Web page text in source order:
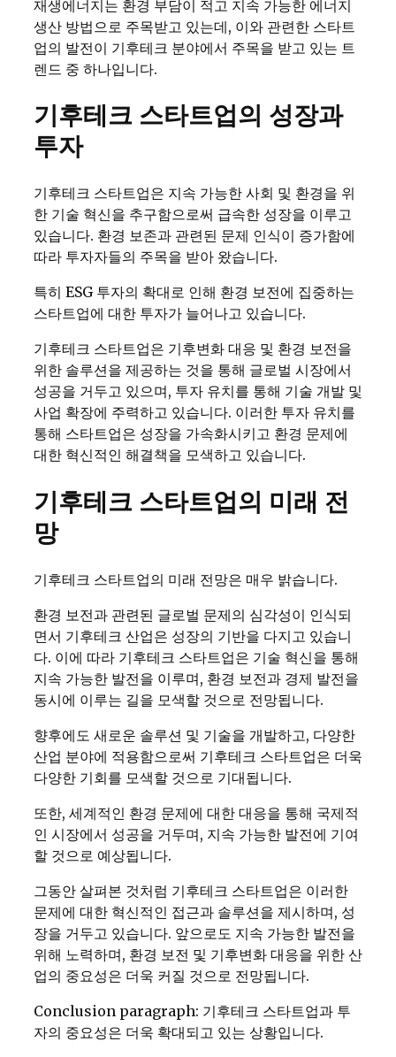
재생에너지는 환경 부담이 적고 지속 가능한 에너지
생산 방법으로 주목받고 있는데, 이와 관련한 스타트
업의 발전이 기후테크 분야에서 주목을 받고 있는 트
렌드 중 하나입니다.
기후테크 스타트업의 성장과
투자
기후테크 스타트업은 지속 가능한 사회 및 환경을 위
한 기술 혁신을 추구함으로써 급속한 성장을 이루고
있습니다. 환경 보존과 관련된 문제 인식이 증가함에
따라 투자자들의 주목을 받아 왔습니다.
특히 ESG 투자의 확대로 인해 환경 보전에 집중하는
스타트업에 대한 투자가 늘어나고 있습니다.
기후테크 스타트업은 기후변화 대응 및 환경 보전을
위한 솔루션을 제공하는 것을 통해 글로벌 시장에서
성공을 거두고 있으며, 투자 유치를 통해 기술 개발 및
사업 확장에 주력하고 있습니다. 이러한 투자 유치를
통해 스타트업은 성장을 가속화시키고 환경 문제에
대한 혁신적인 해결책을 모색하고 있습니다.
기후테크 스타트업의 미래 전
망
기후테크 스타트업의 미래 전망은 매우 밝습니다.
환경 보전과 관련된 글로벌 문제의 심각성이 인식되
면서 기후테크 산업은 성장의 기반을 다지고 있습니
다. 이에 따라 기후테크 스타트업은 기술 혁신을 통해
지속 가능한 발전을 이루며, 환경 보전과 경제 발전을
동시에 이루는 길을 모색할 것으로 전망됩니다.
향후에도 새로운 솔루션 및 기술을 개발하고, 다양한
산업 분야에 적용함으로써 기후테크 스타트업은 더욱
다양한 기회를 모색할 것으로 기대됩니다.
또한, 세계적인 환경 문제에 대한 대응을 통해 국제적
인 시장에서 성공을 거두며, 지속 가능한 발전에 기여
할 것으로 예상됩니다.
그동안 살펴본 것처럼 기후테크 스타트업은 이러한
문제에 대한 혁신적인 접근과 솔루션을 제시하며, 성
장을 거두고 있습니다. 앞으로도 지속 가능한 발전을
위해 노력하며, 환경 보전 및 기후변화 대응을 위한 산
업의 중요성은 더욱 커질 것으로 전망됩니다.
Conclusion paragraph: 기후테크 스타트업과 투
자의 중요성은 더욱 확대되고 있는 상황입니다.